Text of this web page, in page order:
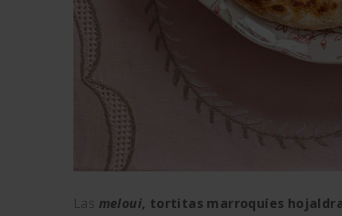
Las meloui, tortitas marroquíes